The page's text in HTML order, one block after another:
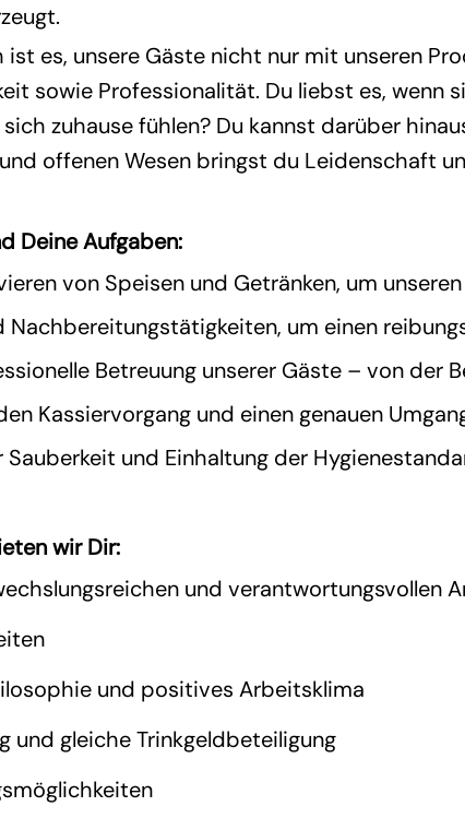
es, unsere Gäste nicht nur mit unseren
sowie Professionalität. Du liebst es, wenn
zuhause fühlen? Du kannst darüber
offenen Wesen bringst du Leidenschaft
Deine Aufgaben:
von Speisen und Getränken, um
um einen
Betreuung unserer Gäste – von der
Kassiervorgang und einen genauen
und Einhaltung der
wir Dir:
und verantwortungsvollen
und positives Arbeitsklima
und gleiche Trinkgeldbeteiligung